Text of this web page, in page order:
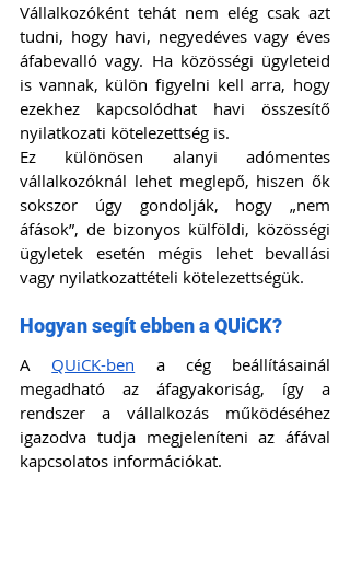
Vállalkozóként tehát nem elég csak azt
tudni, hogy havi, negyedéves vagy éves
áfabevalló vagy. Ha közösségi ügyleteid
is vannak, külön figyelni kell arra, hogy
ezekhez kapcsolódhat havi összesítő
nyilatkozati kötelezettség is.
Ez különösen alanyi adómentes
vállalkozóknál lehet meglepő, hiszen ők
sokszor úgy gondolják, hogy „nem
áfások”, de bizonyos külföldi, közösségi
ügyletek esetén mégis lehet bevallási
vagy nyilatkozattételi kötelezettségük.
Hogyan segít ebben a QUiCK?
A QUiCK-ben a cég beállításainál
megadható az áfagyakoriság, így a
rendszer a vállalkozás működéséhez
igazodva tudja megjeleníteni az áfával
kapcsolatos információkat.